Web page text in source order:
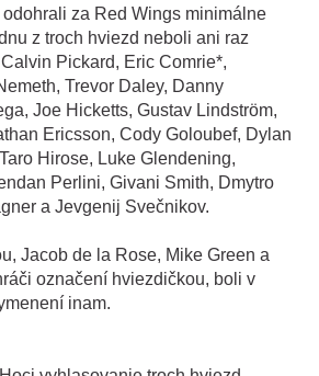
odohrali za Red Wings minimálne
z troch hviezd neboli ani raz
Pickard, Eric Comrie*,
Trevor Daley, Danny
Joe Hicketts, Gustav Lindström,
Ericsson, Cody Goloubef, Dylan
Hirose, Luke Glendening,
Perlini, Givani Smith, Dmytro
a Jevgenij Svečnikov.
Jacob de la Rose, Mike Green a
označení hviezdičkou, boli v
inam.